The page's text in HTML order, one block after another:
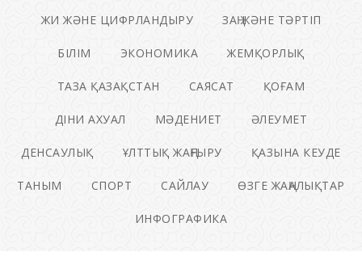
ЖИ ЖӘНЕ ЦИФРЛАНДЫРУ ЗАҢ ЖӘНЕ ТӘРТІП
БІЛІМ ЭКОНОМИКА ЖЕМҚОРЛЫҚ
ТАЗА ҚАЗАҚСТАН САЯСАТ ҚОҒАМ
ДІНИ АХУАЛ МӘДЕНИЕТ ӘЛЕУМЕТ
ДЕНСАУЛЫҚ ҰЛТТЫҚ ЖАҢҒЫРУ ҚАЗЫНА КЕУДЕ
ТАНЫМ СПОРТ САЙЛАУ ӨЗГЕ ЖАҢАЛЫҚТАР
ИНФОГРАФИКА